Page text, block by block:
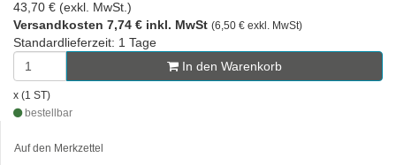
43,70 € (exkl. MwSt.)
Versandkosten 7,74 € inkl. MwSt (6,50 € exkl. MwSt)
Standardlieferzeit: 1 Tage
In den Warenkorb
x (1 ST)
bestellbar
Auf den Merkzettel